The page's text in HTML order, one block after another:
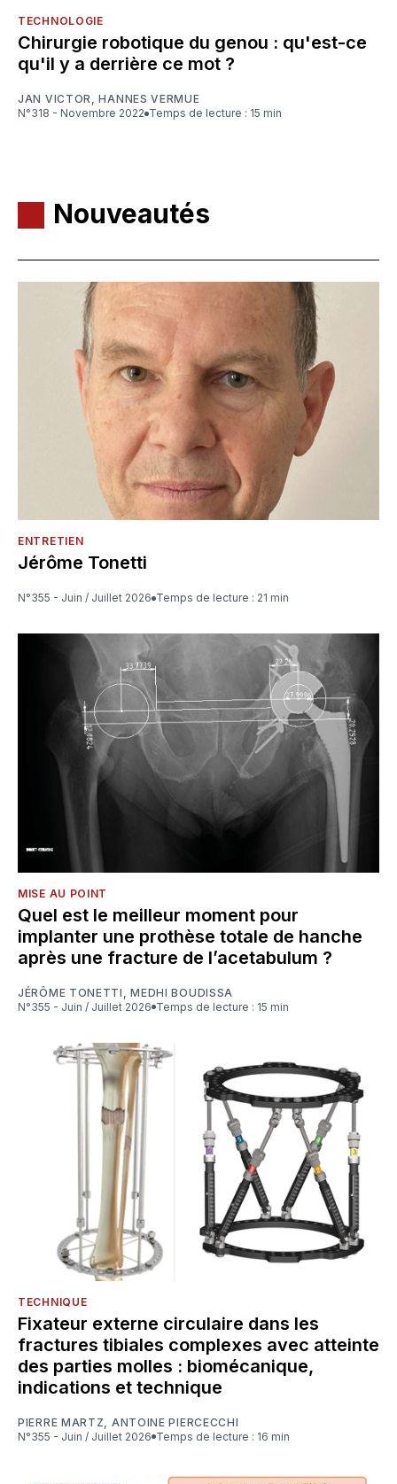
TECHNOLOGIE
Chirurgie robotique du genou : qu'est-ce
qu'il y a derrière ce mot ?
JAN VICTOR,HANNES VERMUE
N°318 - Novembre 2022
Temps de lecture : 15 min
Nouveautés
ENTRETIEN
Jérôme Tonetti
N°355 - Juin / Juillet 2026 Temps de lecture : 21 min
MISE AU POINT
Quel est le meilleur moment pour
implanter une prothèse totale de hanche
après une fracture de l’acetabulum ?
JÉRÔME TONETTI ,MEDHI BOUDISSA
N°355 - Juin / Juillet 2026
Temps de lecture : 15 min
TECHNIQUE
Fixateur externe circulaire dans les
fractures tibiales complexes avec atteinte
des parties molles : biomécanique,
indications et technique
PIERRE MARTZ
ANTOINE PIERCECCHI
N°355 - Juin / Juillet 2026
Temps de lecture : 16 min